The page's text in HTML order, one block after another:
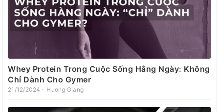
Whey Protein Trong Cuộc Sống Hằng Ngày: Không
Chỉ Dành Cho Gymer
21/12/2024 - Hương Giang